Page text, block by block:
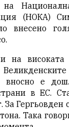
на
(НОКА)
внесено
на високата
вносно е
в ЕС.
За Гергьовден
Така